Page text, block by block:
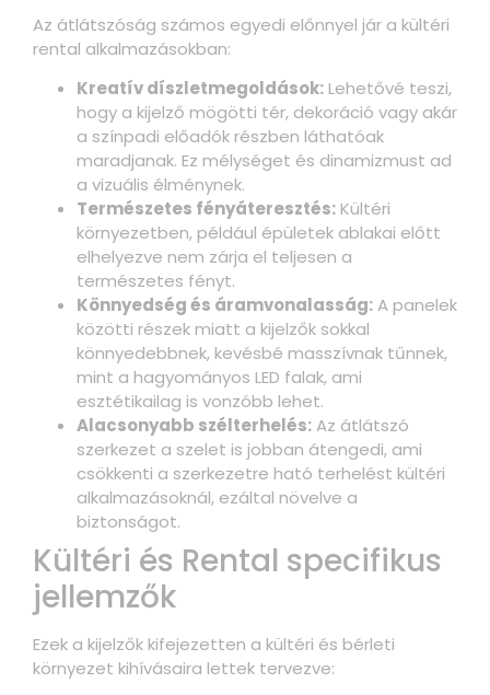
Az átlátszóság számos egyedi előnnyel jár a kültéri
rental alkalmazásokban:
Kreatív díszletmegoldások: Lehetővé teszi,
hogy a kijelző mögötti tér, dekoráció vagy akár
a színpadi előadók részben láthatóak
maradjanak. Ez mélységet és dinamizmust ad
a vizuális élménynek.
Természetes fényáteresztés: Kültéri
környezetben, például épületek ablakai előtt
elhelyezve nem zárja el teljesen a
természetes fényt.
Könnyedség és áramvonalasság:A panelek
közötti részek miatt a kijelzők sokkal
könnyedebbnek, kevésbé masszívnak tűnnek,
mint a hagyományos LED falak, ami
esztétikailag is vonzóbb lehet.
Alacsonyabb szélterhelés:Az átlátszó
szerkezet a szelet is jobban átengedi, ami
csökkenti a szerkezetre ható terhelést kültéri
alkalmazásoknál, ezáltal növelve a
biztonságot.
Kültéri és Rental specifikus
jellemzők
Ezek a kijelzők kifejezetten a kültéri és bérleti
környezet kihívásaira lettek tervezve: